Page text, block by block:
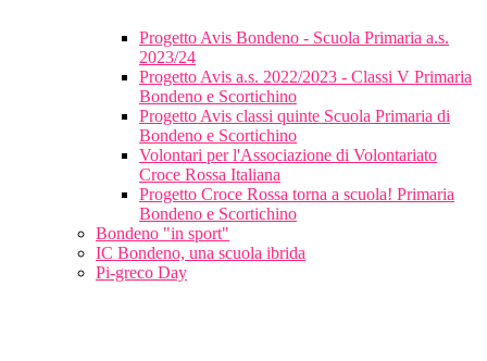
Progetto Avis Bondeno - Scuola Primaria a.s.
2023/24
Progetto Avis a.s. 2022/2023 - Classi V Primaria
Bondeno e Scortichino
Progetto Avis classi quinte Scuola Primaria di
Bondeno e Scortichino
Volontari per l'Associazione di Volontariato
Croce Rossa Italiana
Progetto Croce Rossa torna a scuola! Primaria
Bondeno e Scortichino
Bondeno "in sport"
IC Bondeno, una scuola ibrida
Pi-greco Day